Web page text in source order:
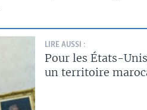
LIRE AUSSI :
Pour les États-
un territoire